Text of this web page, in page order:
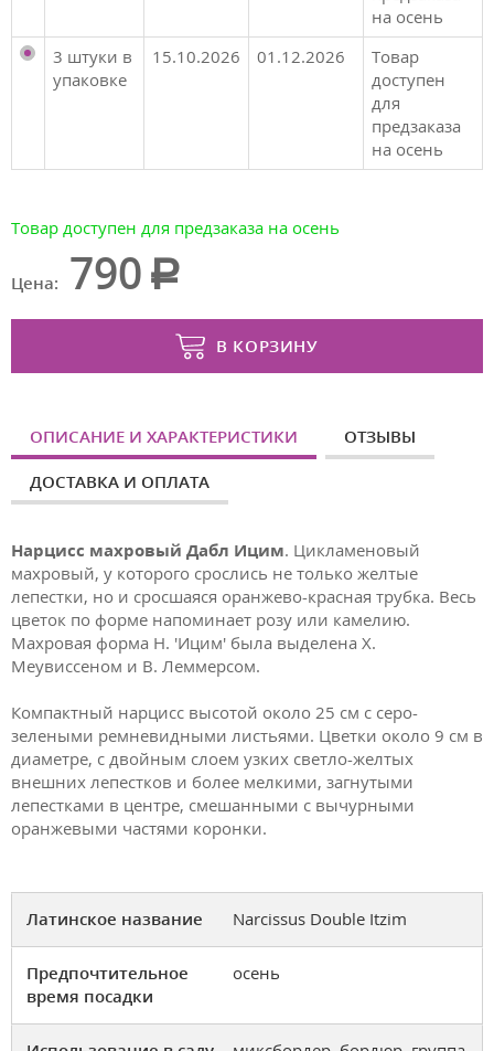
на осень
3 штуки в
упаковке
15.10.2026 01.12.2026
Товар
доступен
для
предзаказа
на осень
Товар доступен для предзаказа на осень
Цена: 790
В КОРЗИНУ
ОПИСАНИЕ И ХАРАКТЕРИСТИКИ ОТЗЫВЫ
ДОСТАВКА И ОПЛАТА
Нарцисс махровый Дабл Ицим. Цикламеновый
махровый, у которого срослись не только желтые
лепестки, но и сросшаяся оранжево-красная трубка. Весь
цветок по форме напоминает розу или камелию.
Махровая форма Н. 'Ицим' была выделена Х.
Меувиссеном и В. Леммерсом.
Компактный нарцисс высотой около 25 см с серо-
зелеными ремневидными листьями. Цветки около 9 см в
диаметре, с двойным слоем узких светло-желтых
внешних лепестков и более мелкими, загнутыми
лепестками в центре, смешанными с вычурными
оранжевыми частями коронки.
Латинское название Narcissus Double Itzim
Предпочтительное
время посадки
осень